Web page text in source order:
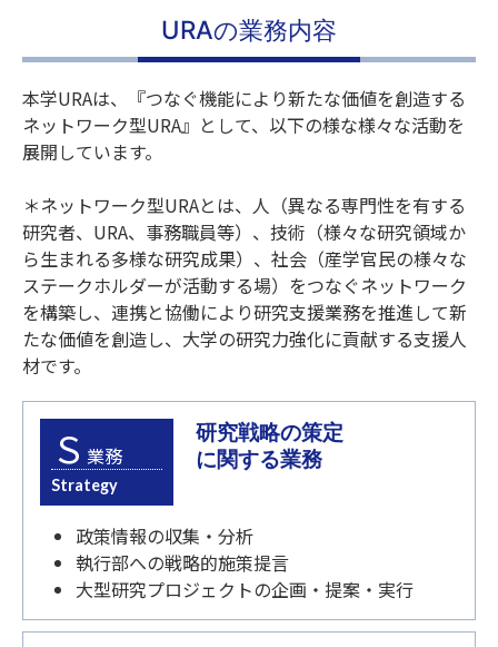
URAの業務内容
本学URAは、『つなぐ機能により新たな価値を創造する
ネットワーク型URA』として、以下の様な様々な活動を
展開しています。
＊ネットワーク型URAとは、人（異なる専門性を有する
研究者、URA、事務職員等）、技術（様々な研究領域か
ら生まれる多様な研究成果）、社会（産学官民の様々な
ステークホルダーが活動する場）をつなぐネットワーク
を構築し、連携と協働により研究支援業務を推進して新
たな価値を創造し、大学の研究力強化に貢献する支援人
材です。
Ｓ 業務
Strategy
研究戦略の策定
に関する業務
政策情報の収集・分析
執行部への戦略的施策提言
大型研究プロジェクトの企画・提案・実行